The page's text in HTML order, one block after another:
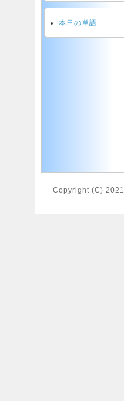
本日の単語
Copyright (C)